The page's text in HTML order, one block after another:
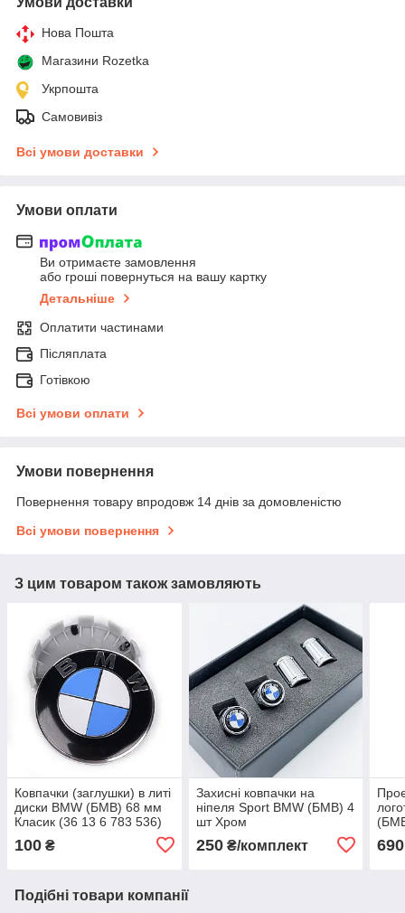
Нова Пошта
Магазини Rozetka
Укрпошта
Самовивіз
Всі умови доставки
Умови оплати
Ви отримаєте замовлення
або гроші повернуться на вашу картку
Детальніше
Оплатити частинами
Післяплата
Готівкою
Всі умови оплати
Умови повернення
Повернення товару впродовж 14 днів за домовленістю
Всі умови повернення
З цим товаром також замовляють
Ковпачки (заглушки) в литі
диски BMW (БМВ) 68 мм
Класик (36 13 6 783 536)
100 ₴
Захисні ковпачки на
ніпеля Sport BMW (БМВ) 4
шт Хром
250₴/комплект
M4,
690
Подібні товари компанії